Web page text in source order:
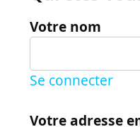
Votre nom
Se connecter
Votre adresse